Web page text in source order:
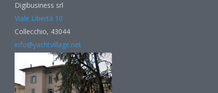
Digibusiness srl
Viale Libertà 10
Collecchio, 43044
info@yachtvillage.net